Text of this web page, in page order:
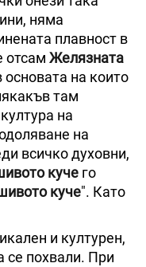
няма
плавност в
отсам Желязната
на които
там
на
на
всичко духовни,
куче го
куче". Като
и културен,
се похвали. При